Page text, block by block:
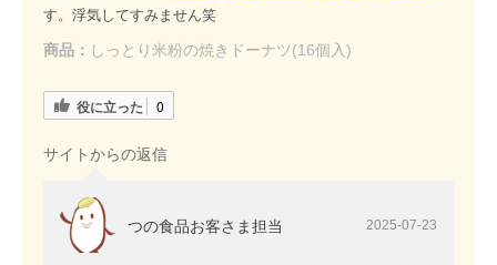
す。浮気してすみません笑
商品： しっとり米粉の焼きドーナツ(16個入)
役に立った 0
サイトからの返信
つの食品お客さま担当 2025-07-23